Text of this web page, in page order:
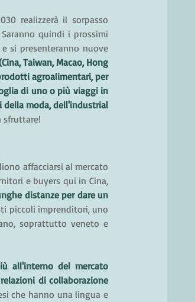
realizzerà il sorpasso
quindi i prossimi
si presenteranno nuove
Taiwan, Macao, Hong
agroalimentari, per
di uno o più viaggi in
moda, dell'industrial
sfruttare!​
affacciarsi al mercato
distanze per dare un
piccoli imprenditori, uno
soprattutto veneto e
all'interno del mercato
di collaborazione
che hanno una lingua e